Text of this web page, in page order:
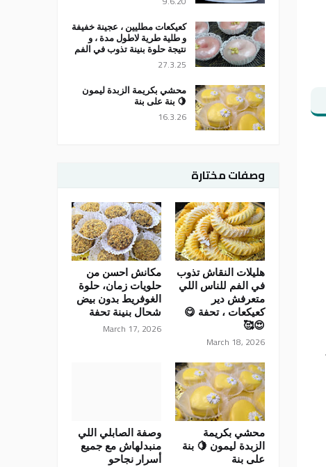
كعيكعات مطليين ، عجينة خفيفة
و طلية طرية لاطول مدة ، و
نتيجة حلوة بنينة تذوب في الفم
27.3.25
محشي بكريمة الزبدة ليمون
🍋 بنة على بنة
16.3.26
وصفات مختارة
هليلات النقاش تذوب
في الفم للناس اللي
متعرفش دير
كعيكعات ، تحفة 😋
😍🥰
March 18, 2026
مكانش احسن من
حلويات زمان، حلوة
الغوفريط بدون بيض
شحال بنينة تحفة
March 17, 2026
محشي بكريمة
الزبدة ليمون 🍋 بنة
على بنة
وصفة الصابلي اللي
منبدلهاش مع جميع
أسرار نجاحو